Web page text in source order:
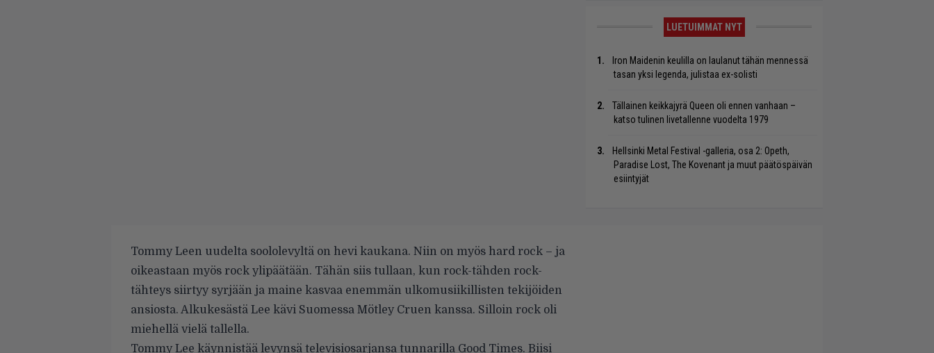
LUETUIMMAT NYT
Iron Maidenin keulilla on laulanut tähän mennessä
tasan yksi legenda, julistaa ex-solisti
Tällainen keikkajyrä Queen oli ennen vanhaan –
katso tulinen livetallenne vuodelta 1979
Hellsinki Metal Festival -galleria, osa 2: Opeth,
Paradise Lost, The Kovenant ja muut päätöspäivän
esiintyjät
Tommy Leen uudelta soololevyltä on hevi kaukana. Niin on myös hard rock – ja
oikeastaan myös rock ylipäätään. Tähän siis tullaan, kun rock-tähden rock-
tähteys siirtyy syrjään ja maine kasvaa enemmän ulkomusiikillisten tekijöiden
ansiosta. Alkukesästä Lee kävi Suomessa Mötley Cruen kanssa. Silloin rock oli
miehellä vielä tallella.
Tommy Lee käynnistää levynsä televisiosarjansa tunnarilla Good Times. Biisi